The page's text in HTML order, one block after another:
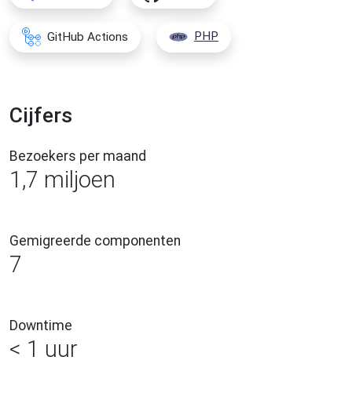
GitHub Actions PHP
Cijfers
Bezoekers per maand
1,7 miljoen
Gemigreerde componenten
7
Downtime
< 1 uur